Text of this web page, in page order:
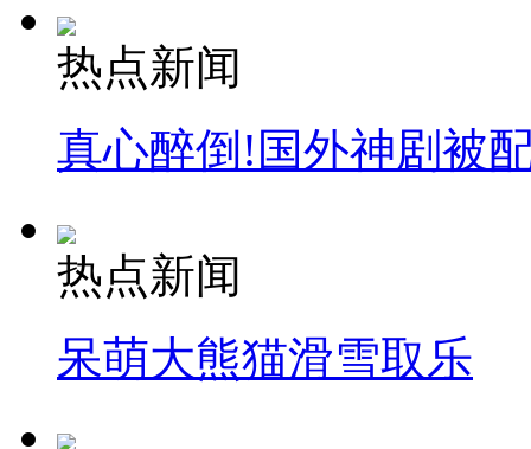
热点新闻
真心醉倒!国外神剧被
热点新闻
呆萌大熊猫滑雪取乐